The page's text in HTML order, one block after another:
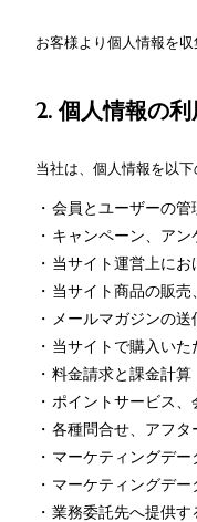
お客様より個人情報を
2. 個人情報の
当社は、個人情報を以
会員とユーザーの管
キャンペーン、ア
当サイト運営上にお
当サイト商品の販売
メールマガジンの送
当サイトで購入い
料金請求と課金計算
ポイントサービス
各種問合せ、アフタ
マーケティングデ
マーケティングデ
業務委託先へ提供す